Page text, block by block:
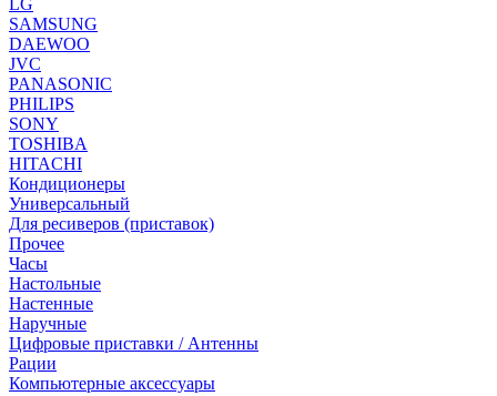
LG
SAMSUNG
DAEWOO
JVC
PANASONIC
PHILIPS
SONY
TOSHIBA
HITACHI
Кондиционеры
Универсальный
Для ресиверов (приставок)
Прочее
Часы
Настольные
Настенные
Наручные
Цифровые приставки / Антенны
Рации
Компьютерные аксессуары